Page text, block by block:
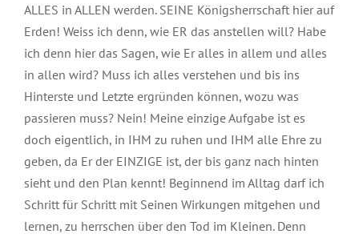
ALLES in ALLEN werden. SEINE Königsherrschaft hier auf
Erden! Weiss ich denn, wie ER das anstellen will? Habe
ich denn hier das Sagen, wie Er alles in allem und alles
in allen wird? Muss ich alles verstehen und bis ins
Hinterste und Letzte ergründen können, wozu was
passieren muss? Nein! Meine einzige Aufgabe ist es
doch eigentlich, in IHM zu ruhen und IHM alle Ehre zu
geben, da Er der EINZIGE ist, der bis ganz nach hinten
sieht und den Plan kennt! Beginnend im Alltag darf ich
Schritt für Schritt mit Seinen Wirkungen mitgehen und
lernen, zu herrschen über den Tod im Kleinen. Denn